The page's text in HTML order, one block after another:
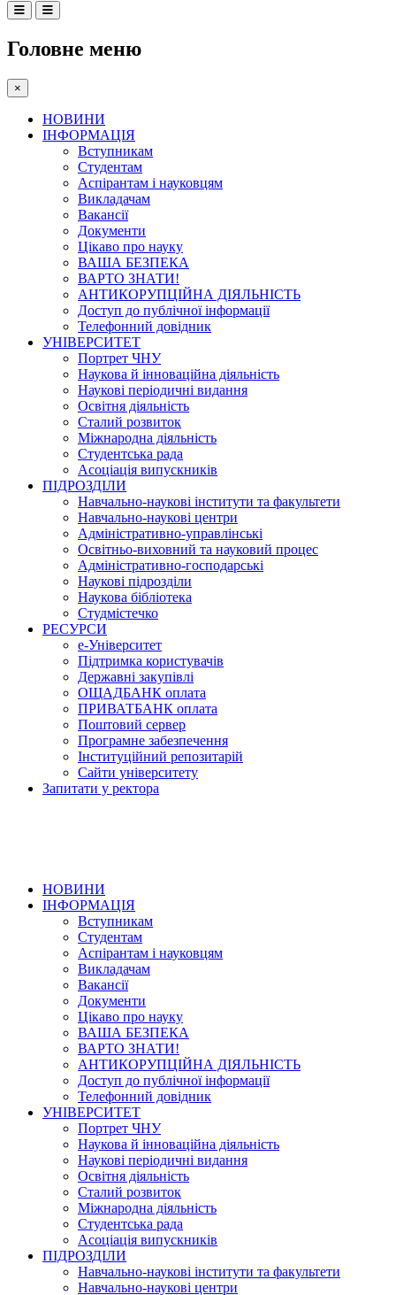
Головне меню
×
НОВИНИ
ІНФОРМАЦІЯ
Вступникам
Студентам
Аспірантам і науковцям
Викладачам
Вакансії
Документи
Цікаво про науку
ВАША БЕЗПЕКА
ВАРТО ЗНАТИ!
АНТИКОРУПЦІЙНА ДІЯЛЬНІСТЬ
Доступ до публічної інформації
Телефонний довідник
УНІВЕРСИТЕТ
Портрет ЧНУ
Наукова й інноваційна діяльність
Наукові періодичні видання
Освітня діяльність
Сталий розвиток
Міжнародна діяльність
Студентська рада
Асоціація випускників
ПІДРОЗДІЛИ
Навчально-наукові інститути та факультети
Навчально-наукові центри
Адміністративно-управлінські
Освітньо-виховний та науковий процес
Адміністративно-господарські
Наукові підрозділи
Наукова бібліотека
Студмістечко
РЕСУРСИ
е-Університет
Підтримка користувачів
Державні закупівлі
ОЩАДБАНК оплата
ПРИВАТБАНК оплата
Поштовий сервер
Програмне забезпечення
Інституційний репозитарій
Сайти університету
Запитати у ректора
НОВИНИ
ІНФОРМАЦІЯ
Вступникам
Студентам
Аспірантам і науковцям
Викладачам
Вакансії
Документи
Цікаво про науку
ВАША БЕЗПЕКА
ВАРТО ЗНАТИ!
АНТИКОРУПЦІЙНА ДІЯЛЬНІСТЬ
Доступ до публічної інформації
Телефонний довідник
УНІВЕРСИТЕТ
Портрет ЧНУ
Наукова й інноваційна діяльність
Наукові періодичні видання
Освітня діяльність
Сталий розвиток
Міжнародна діяльність
Студентська рада
Асоціація випускників
ПІДРОЗДІЛИ
Навчально-наукові інститути та факультети
Навчально-наукові центри